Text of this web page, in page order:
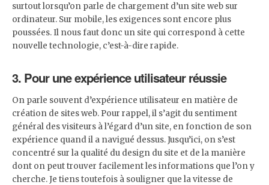
surtout lorsqu’on parle de chargement d’un site web sur
ordinateur. Sur mobile, les exigences sont encore plus
poussées. Il nous faut donc un site qui correspond à cette
nouvelle technologie, c’est-à-dire rapide.
3. Pour une expérience utilisateur réussie
On parle souvent d’expérience utilisateur en matière de
création de sites web. Pour rappel, il s’agit du sentiment
général des visiteurs à l’égard d’un site, en fonction de son
expérience quand il a navigué dessus. Jusqu’ici, on s’est
concentré sur la qualité du design du site et de la manière
dont on peut trouver facilement les informations que l’on y
cherche. Je tiens toutefois à souligner que la vitesse de